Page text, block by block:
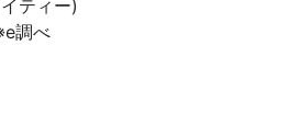
ティー)
調べ